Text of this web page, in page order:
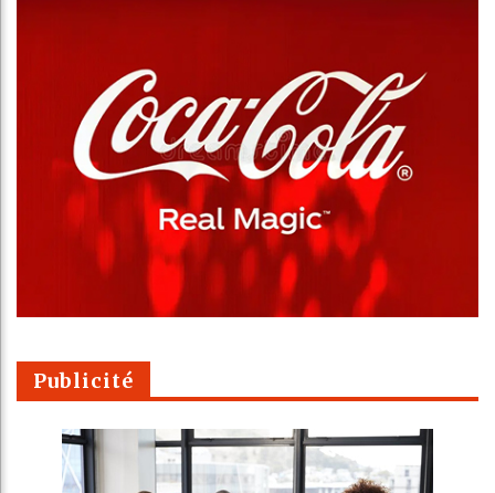
Publicité